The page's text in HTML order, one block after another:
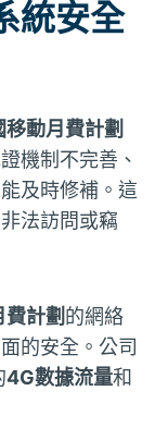
統安全
移動月費計劃
機制不完善、
及時修補。這
法訪問或竊
計劃 的網絡
的安全。公司
4G數據流量和